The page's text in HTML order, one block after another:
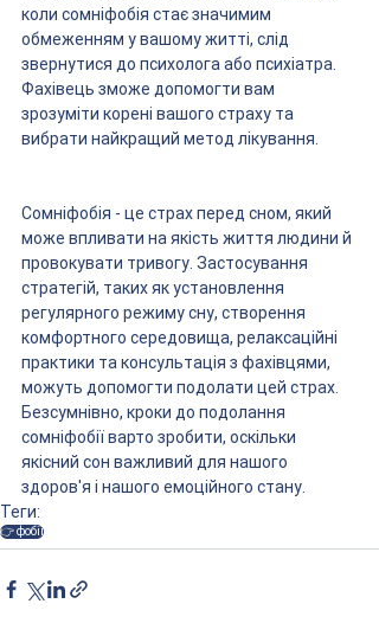
коли сомніфобія стає значимим
обмеженням у вашому житті, слід
звернутися до психолога або психіатра.
Фахівець зможе допомогти вам
зрозуміти корені вашого страху та
вибрати найкращий метод лікування.
Сомніфобія - це страх перед сном, який
може впливати на якість життя людини й
провокувати тривогу. Застосування
стратегій, таких як установлення
регулярного режиму сну, створення
комфортного середовища, релаксаційні
практики та консультація з фахівцями,
можуть допомогти подолати цей страх.
Безсумнівно, кроки до подолання
сомніфобії варто зробити, оскільки
якісний сон важливий для нашого
здоров'я і нашого емоційного стану.
Теги:
👉 фобії